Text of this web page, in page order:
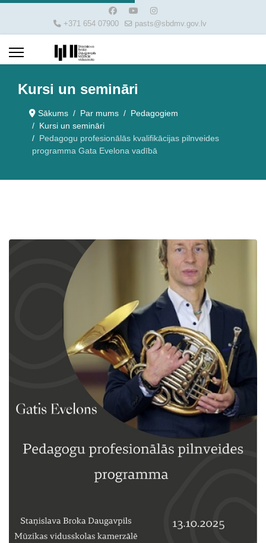
+371 654 07900 pasts@sbdmv.gov.lv
Kursi un semināri
Sākums Par mums
Pedagogiem
Kursi un semināri
Pedagogu profesionālās kvalifikācijas pilnveides
programma Gata Evelona vadībā